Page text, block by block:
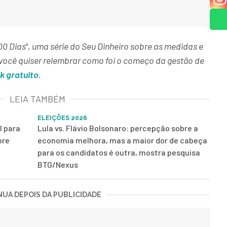
Dias", uma série do Seu Dinheiro sobre as medidas e
quiser relembrar como foi o começo da gestão de
gratuito.
LEIA TAMBÉM
para
ELEIÇÕES 2026
Lula vs. Flávio Bolsonaro: percepção sobre a
economia melhora, mas a maior dor de cabeça
para os candidatos é outra, mostra pesquisa
BTG/Nexus
DEPOIS DA PUBLICIDADE